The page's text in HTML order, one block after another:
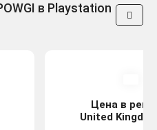
в Playstation
Цена в
United